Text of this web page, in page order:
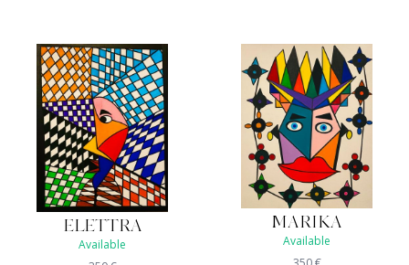
ELETTRA
Available
MARIKA
Available